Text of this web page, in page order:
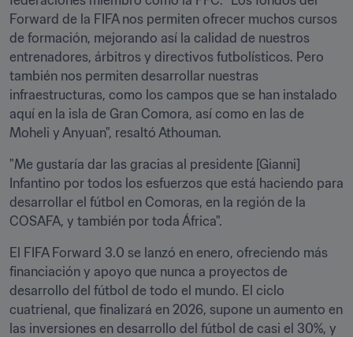
Forward de la FIFA nos permiten ofrecer muchos cursos
de formación, mejorando así la calidad de nuestros
entrenadores, árbitros y directivos futbolísticos. Pero
también nos permiten desarrollar nuestras
infraestructuras, como los campos que se han instalado
aquí en la isla de Gran Comora, así como en las de
Moheli y Anyuan", resaltó Athouman.
"Me gustaría dar las gracias al presidente [Gianni]
Infantino por todos los esfuerzos que está haciendo para
desarrollar el fútbol en Comoras, en la región de la
COSAFA, y también por toda África".
El FIFA Forward 3.0 se lanzó en enero, ofreciendo más
financiación y apoyo que nunca a proyectos de
desarrollo del fútbol de todo el mundo. El ciclo
cuatrienal, que finalizará en 2026, supone un aumento en
las inversiones en desarrollo del fútbol de casi el 30%, y